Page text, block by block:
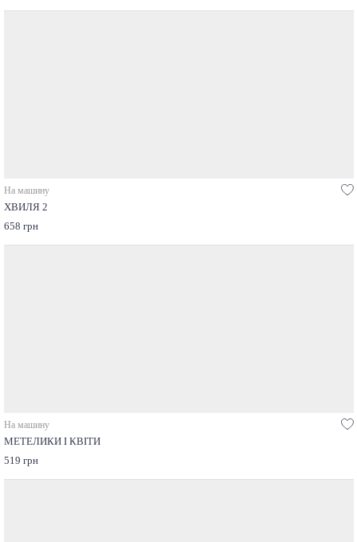
На машину
ХВИЛЯ 2
658 грн
На машину
МЕТЕЛИКИ І КВІТИ
519 грн